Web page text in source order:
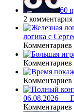
60
2 комментария
логика с
Комментариев
Комментариев
Комментариев
06.08.2026 —
Комментариев